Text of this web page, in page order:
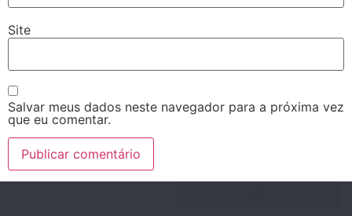
Site
Salvar meus dados neste navegador para a próxima vez
que eu comentar.